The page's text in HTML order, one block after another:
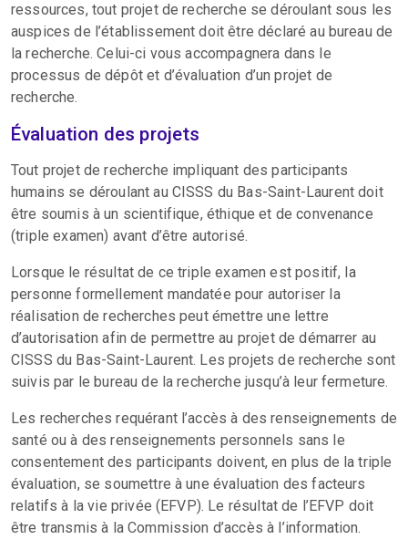
ressources, tout projet de recherche se déroulant sous les
auspices de l’établissement doit être déclaré au bureau de
la recherche. Celui-ci vous accompagnera dans le
processus de dépôt et d’évaluation d’un projet de
recherche.
Évaluation des projets
Tout projet de recherche impliquant des participants
humains se déroulant au CISSS du Bas-Saint-Laurent doit
être soumis à un scientifique, éthique et de convenance
(triple examen) avant d’être autorisé.
Lorsque le résultat de ce triple examen est positif, la
personne formellement mandatée pour autoriser la
réalisation de recherches peut émettre une lettre
d’autorisation afin de permettre au projet de démarrer au
CISSS du Bas-Saint-Laurent. Les projets de recherche sont
suivis par le bureau de la recherche jusqu’à leur fermeture.
Les recherches requérant l’accès à des renseignements de
santé ou à des renseignements personnels sans le
consentement des participants doivent, en plus de la triple
évaluation, se soumettre à une évaluation des facteurs
relatifs à la vie privée (EFVP). Le résultat de l’EFVP doit
être transmis à la Commission d’accès à l’information.